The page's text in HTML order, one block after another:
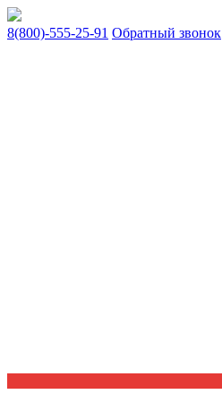
8(800)-555-25-91 Обратный звонок